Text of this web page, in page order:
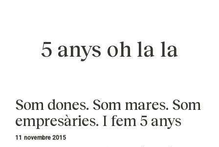
5 anys oh la la
Som dones. Som mares. Som
empresàries. I fem 5 anys
11 novembre 2015